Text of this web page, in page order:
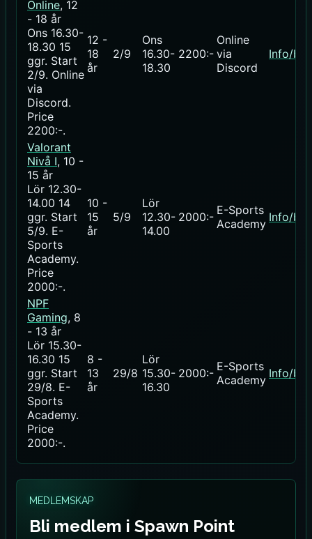
Online, 12
- 18 år
Ons 16.30-
18.30 15
ggr. Start
2/9. Online
via
Discord.
Price
2200:-.
12 -
18
år
2/9
Ons
16.30-
18.30
2200:-
Online
via
Discord
Info/
Valorant
Nivå I, 10 -
15 år
Lör 12.30-
14.00 14
ggr. Start
5/9. E-
Sports
Academy.
Price
2000:-.
10 -
15
år
5/9
Lör
12.30-
14.00
2000:- E-Sports
Academy Info/
NPF
Gaming, 8
- 13 år
Lör 15.30-
16.30 15
ggr. Start
29/8. E-
Sports
Academy.
Price
2000:-.
8 -
13
år
29/8
Lör
15.30-
16.30
2000:- E-Sports
Academy Info/
MEDLEMSKAP
Bli medlem i Spawn Point